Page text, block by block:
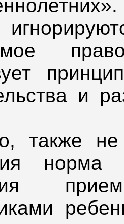
и
также не
норма